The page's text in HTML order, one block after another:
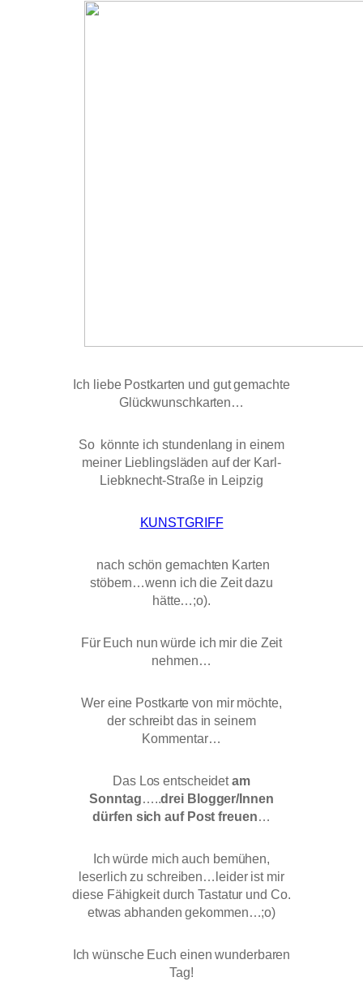
Ich liebe Postkarten und gut gemachte
Glückwunschkarten…
So könnte ich stundenlang in einem
meiner Lieblingsläden auf der Karl-
Liebknecht-Straße in Leipzig
KUNSTGRIFF
nach schön gemachten Karten
stöbern…wenn ich die Zeit dazu
hätte…;o).
Für Euch nun würde ich mir die Zeit
nehmen…
Wer eine Postkarte von mir möchte,
der schreibt das in seinem
Kommentar…
Das Los entscheidetam
Sonntag…..drei Blogger/Innen
dürfen sich auf Post freuen…
Ich würde mich auch bemühen,
leserlich zu schreiben…leider ist mir
diese Fähigkeit durch Tastatur und Co.
etwas abhanden gekommen…;o)
Ich wünsche Euch einen wunderbaren
Tag!